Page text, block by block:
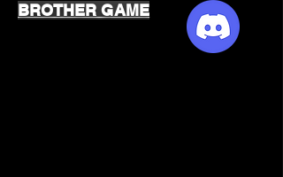
BROTHER GAME